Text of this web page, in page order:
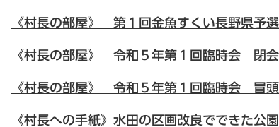
《村長の部屋》 第１回金魚すくい長野県予
《村長の部屋》 令和５年第１回臨時会 閉
《村長の部屋》 令和５年第１回臨時会 冒
《村長への手紙》水田の区画改良でできた公